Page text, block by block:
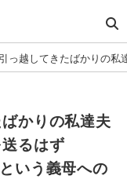
っ越してきたばかりの
かりの私達夫
るはず
いう義母への